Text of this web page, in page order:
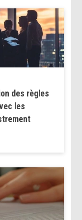
des règles
les